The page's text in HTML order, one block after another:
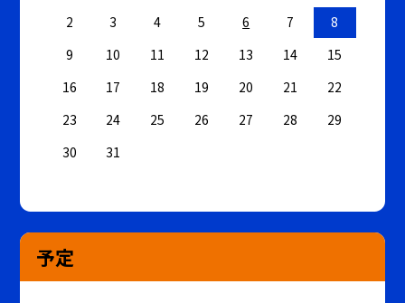
2
3 4 5 6 7
8
9
10 11 12 13 14
15
16
17 18 19 20 21
22
23
24 25 26 27 28
29
30
31
予定